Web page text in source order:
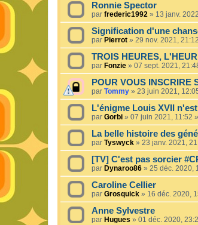
Ronnie Spector
par frederic1992 » 13 janv.
Signification d'une
par Pierrot » 29 nov. 2021, 21:12
TROIS HEURES,
par Fonzie » 07 sept. 2021,
POUR VOUS INSCRIRE
par Tommy » 23 juin 2021,
L'énigme Louis XVII
par Gorbi » 07 juin 2021, 11:52
La belle histoire des
par Tyswyck » 23 janv. 2021,
[TV] C'est pas sorcier
par Dynaroo86 » 25 déc. 2020,
Caroline Cellier
par Grosquick » 16 déc. 2020,
Anne Sylvestre
par Hugues » 01 déc. 2020,